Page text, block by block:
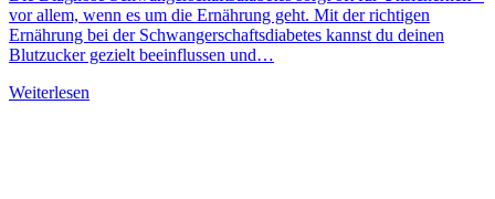
vor allem, wenn es um die Ernährung geht. Mit der richtigen
Ernährung bei der Schwangerschaftsdiabetes kannst du deinen
Blutzucker gezielt beeinflussen und…
Weiterlesen